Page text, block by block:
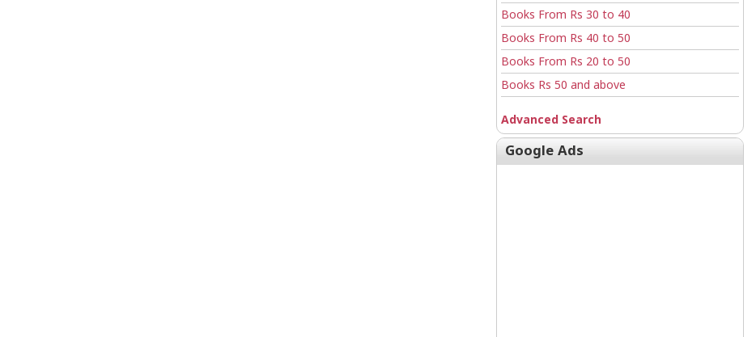
Books From Rs 30 to 40
Books From Rs 40 to 50
Books From Rs 20 to 50
Books Rs 50 and above
Advanced Search
Google Ads